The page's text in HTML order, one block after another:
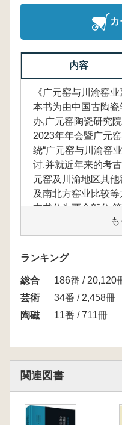
内容
《广元窑与川渝窑业
本书为由中国古陶
办,广元窑陶瓷研究
2023年年会暨广元
绕“广元窑与川渝窑
讨,并就近年来的考
元窑及川渝地区其
及南北方窑业比较等
本书分为两个部分,
区瓷窑、瓷器研究,
交流研究,包括窑业
究。
ランキング
総合
186番 / 20,120
芸術
34番 / 2,458冊
陶磁
11番 / 711冊
関連図書